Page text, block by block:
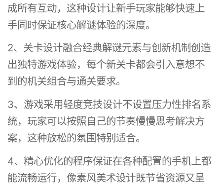
成所有互动，这种设计让新手玩家能够快速上
手同时保证核心解谜体验的深度。
2、关卡设计融合经典解谜元素与创新机制创造
出独特游戏体验，每个新关卡都会引入意想不
到的机关组合与通关要求。
3、游戏采用轻度竞技设计不设置压力性排名系
统，玩家可以按照自己的节奏慢慢思考解决方
案，这种放松的氛围特别适合。
4、精心优化的程序保证在各种配置的手机上都
能流畅运行，像素风美术设计既节省资源又呈